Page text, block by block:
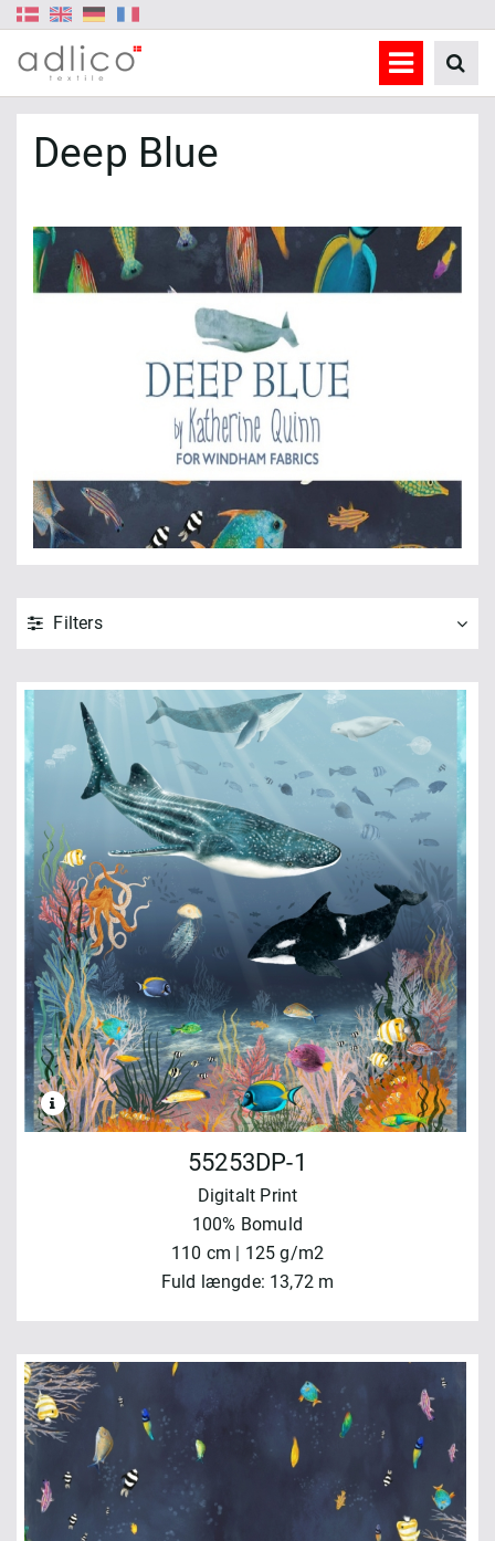
Deep Blue
Filters
55253DP-1
Digitalt Print
100% Bomuld
110 cm | 125 g/m2
Fuld længde: 13,72 m